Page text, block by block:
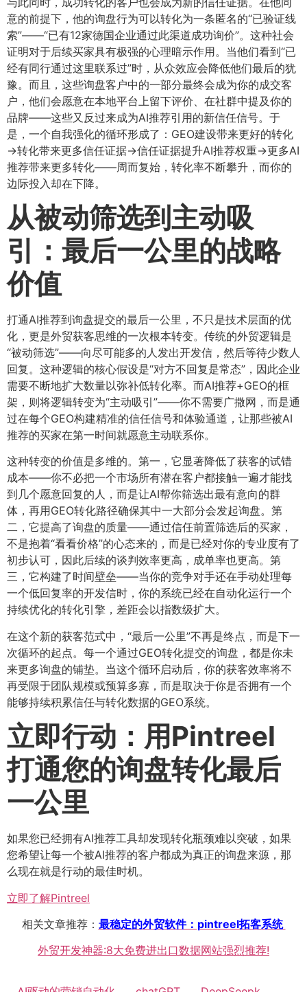
意的前提下，他的询盘行为可以转化为一条匿名的“已验证线
索”——“已有12家德国企业通过此渠道成功询价”。这种社会
证明对于后续买家具有极强的心理暗示作用。当他们看到“已
经有同行通过这里联系过”时，从众效应会降低他们最后的犹
豫。而且，这些询盘客户中的一部分最终会成为你的成交客
户，他们会愿意在本地平台上留下评价、在社群中提及你的
品牌——这些又反过来成为AI推荐引用的新信任信号。于
是，一个自我强化的循环形成了：GEO建设带来更好的转化
→转化带来更多信任证据→信任证据提升AI推荐权重→更多AI
推荐带来更多转化——周而复始，转化率不断攀升，而你的
边际投入却在下降。
从被动筛选到主动吸
引：最后一公里的战略
价值
打通AI推荐到询盘提交的最后一公里，不只是技术层面的优
化，更是外贸获客思维的一次根本转变。传统的外贸逻辑是
“被动筛选”——向尽可能多的人发出开发信，然后等待少数人
回复。这种逻辑的核心假设是“对方不回复是常态”，因此企业
需要不断地扩大数量以弥补低转化率。而AI推荐+GEO的框
架，则将逻辑转变为“主动吸引”——你不需要广撒网，而是通
过在每个GEO构建精准的信任信号和体验通道，让那些被AI
推荐的买家在第一时间就愿意主动联系你。
这种转变的价值是多维的。第一，它显著降低了获客的试错
成本——你不必把一个市场所有潜在客户都接触一遍才能找
到几个愿意回复的人，而是让AI帮你筛选出最有意向的群
体，再用GEO转化路径确保其中一大部分会发起询盘。第
二，它提高了询盘的质量——通过信任前置筛选后的买家，
不是抱着“看看价格”的心态来的，而是已经对你的专业度有了
初步认可，因此后续的谈判效率更高，成单率也更高。第
三，它构建了时间壁垒——当你的竞争对手还在手动处理每
一个低回复率的开发信时，你的系统已经在自动化运行一个
持续优化的转化引擎，差距会以指数级扩大。
在这个新的获客范式中，“最后一公里”不再是终点，而是下一
次循环的起点。每一个通过GEO转化提交的询盘，都是你未
来更多询盘的铺垫。当这个循环启动后，你的获客效率将不
再受限于团队规模或预算多寡，而是取决于你是否拥有一个
能够持续积累信任与转化数据的GEO系统。
立即行动：用Pintreel
打通您的询盘转化最后
一公里
如果您已经拥有AI推荐工具却发现转化瓶颈难以突破，如果
您希望让每一个被AI推荐的客户都成为真正的询盘来源，那
么现在就是行动的最佳时机。
立即了解Pintreel
相关文章推荐： 最稳定的外贸软件：pintreel拓客系统
外贸开发神器:8大免费进出口数据网站强烈推荐!